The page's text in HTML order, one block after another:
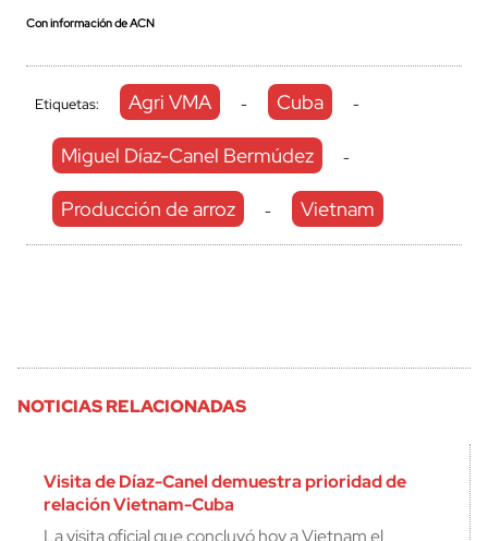
Con información de ACN
Etiquetas: Agri VMA - Cuba -
Miguel Díaz-Canel Bermúdez -
Producción de arroz - Vietnam
NOTICIAS RELACIONADAS
Visita de Díaz-Canel demuestra prioridad de
relación Vietnam-Cuba
La visita oficial que concluyó hoy a Vietnam el